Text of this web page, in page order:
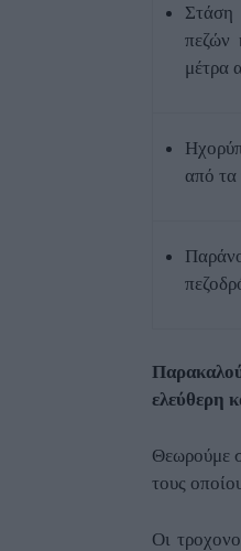
πεζών
μέτρα
από τα
ελεύθερη
Θεωρούμε
τους
Οι